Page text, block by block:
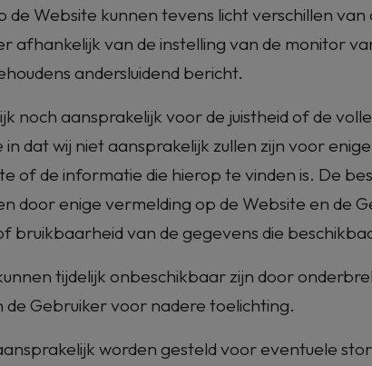
Website kunnen tevens licht verschillen
afhankelijk van de instelling van de monitor
andersluidend bericht.
noch aansprakelijk voor de juistheid of de
dat wij niet aansprakelijk zullen zijn voor
of de informatie die hierop te vinden is. De
door enige vermelding op de Website en de
bruikbaarheid van de gegevens die
tijdelijk onbeschikbaar zijn door
Gebruiker voor nadere toelichting.
worden gesteld voor eventuele